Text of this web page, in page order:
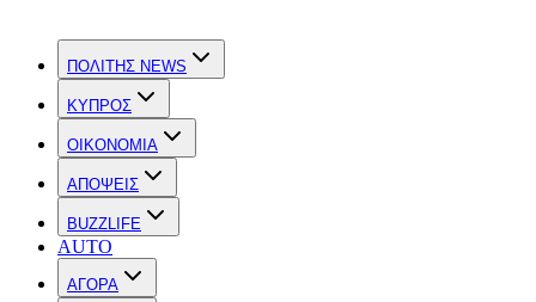
ΠΟΛΙΤΗΣ NEWS
ΚΥΠΡΟΣ
OIKONOMIA
ΑΠΟΨΕΙΣ
BUZZLIFE
AUTO
ΑΓΟΡΑ